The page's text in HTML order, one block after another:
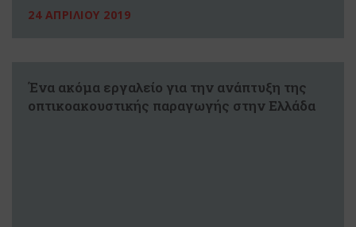
24 ΑΠΡΙΛΙΟΥ 2019
Ένα ακόμα εργαλείο για την ανάπτυξη της
οπτικοακουστικής παραγωγής στην Ελλάδα